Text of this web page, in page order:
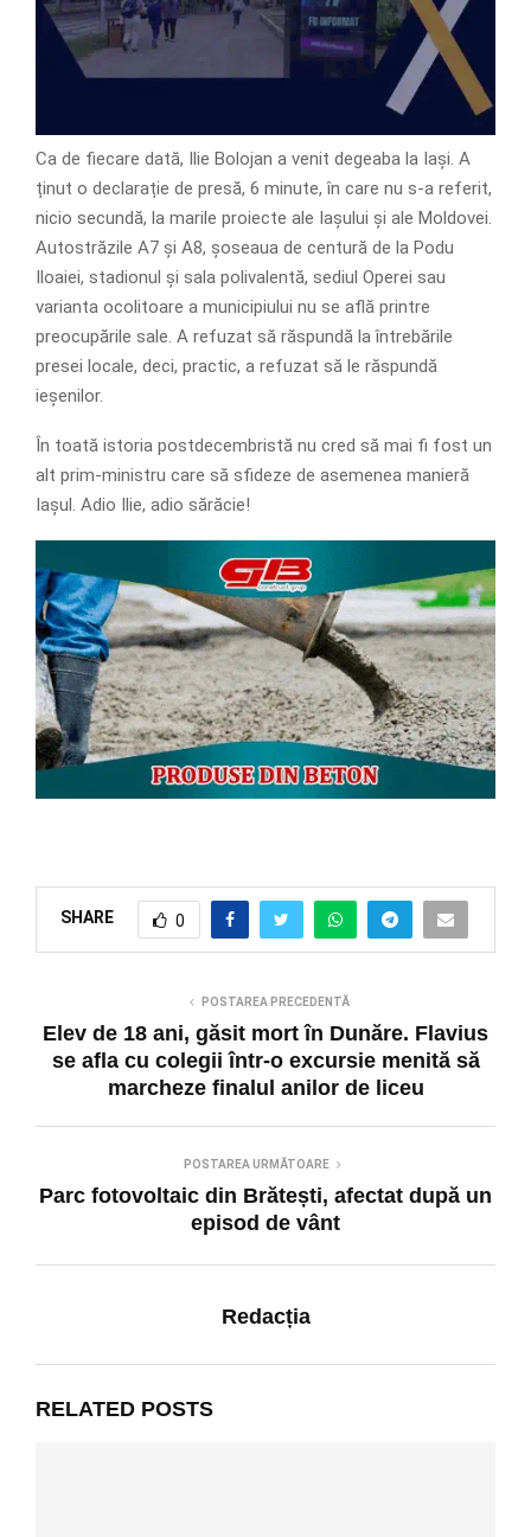
Ca de fiecare dată, Ilie Bolojan a venit degeaba la Iași. A
ținut o declarație de presă, 6 minute, în care nu s-a referit,
nicio secundă, la marile proiecte ale Iașului și ale Moldovei.
Autostrăzile A7 și A8, șoseaua de centură de la Podu
Iloaiei, stadionul și sala polivalentă, sediul Operei sau
varianta ocolitoare a municipiului nu se află printre
preocupările sale. A refuzat să răspundă la întrebările
presei locale, deci, practic, a refuzat să le răspundă
ieșenilor.
În toată istoria postdecembristă nu cred să mai fi fost un
alt prim-ministru care să sfideze de asemenea manieră
Iașul. Adio Ilie, adio sărăcie!
SHARE 0
POSTAREA PRECEDENTĂ
Elev de 18 ani, găsit mort în Dunăre. Flavius
se afla cu colegii într-o excursie menită să
marcheze finalul anilor de liceu
POSTAREA URMĂTOARE
Parc fotovoltaic din Brătești, afectat după un
episod de vânt
Redacția
RELATED POSTS